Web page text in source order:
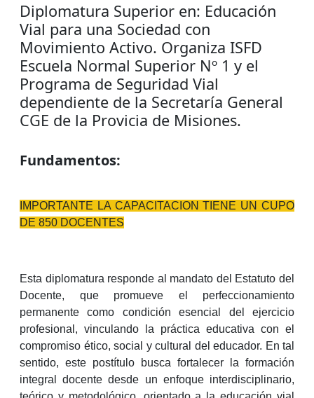
Diplomatura Superior en: Educación
Vial para una Sociedad con
Movimiento Activo. Organiza ISFD
Escuela Normal Superior Nº 1 y el
Programa de Seguridad Vial
dependiente de la Secretaría General
CGE de la Provicia de Misiones.
Fundamentos:
IMPORTANTE LA CAPACITACION TIENE UN CUPO
DE 850 DOCENTES
Esta diplomatura responde al mandato del Estatuto del
Docente, que promueve el perfeccionamiento
permanente como condición esencial del ejercicio
profesional, vinculando la práctica educativa con el
compromiso ético, social y cultural del educador. En tal
sentido, este postítulo busca fortalecer la formación
integral docente desde un enfoque interdisciplinario,